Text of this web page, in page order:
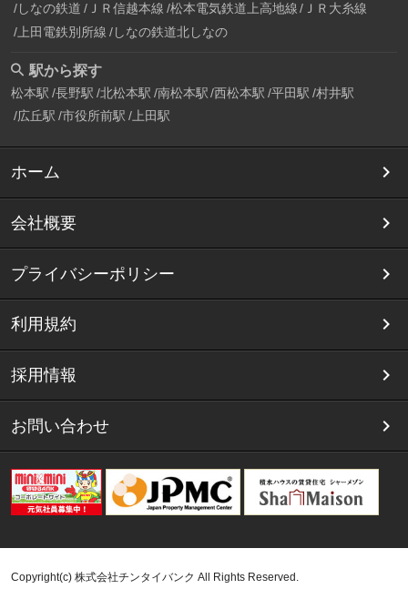
しなの鉄道 ＪＲ信越本線 松本電気鉄道上高地線
ＪＲ大糸線
上田電鉄別所線 しなの鉄道北しなの
駅から探す
松本駅 長野駅 北松本駅 南松本駅 西松本駅 平田駅 村井駅
広丘駅 市役所前駅 上田駅
ホーム
会社概要
プライバシーポリシー
利用規約
採用情報
お問い合わせ
Copyright(c) 株式会社チンタイバンク All Rights Reserved.